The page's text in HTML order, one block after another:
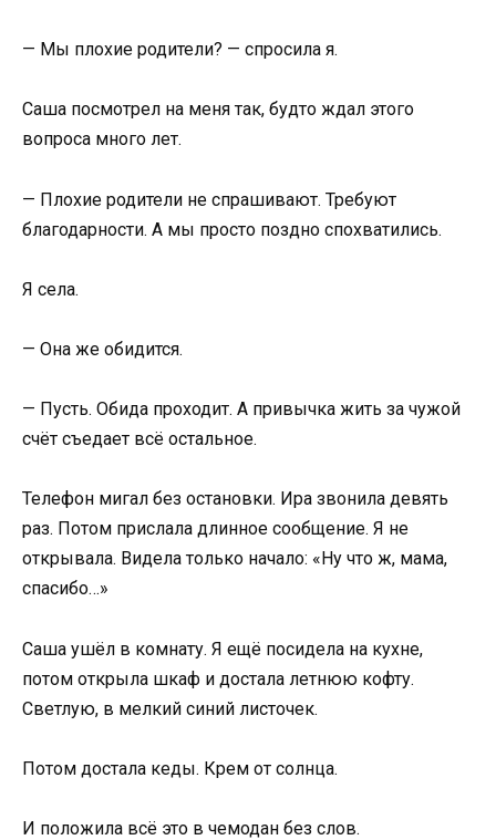
— Мы плохие родители? — спросила я.
Саша посмотрел на меня так, будто ждал этого
вопроса много лет.
— Плохие родители не спрашивают. Требуют
благодарности. А мы просто поздно спохватились.
Я села.
— Она же обидится.
— Пусть. Обида проходит. А привычка жить за чужой
счёт съедает всё остальное.
Телефон мигал без остановки. Ира звонила девять
раз. Потом прислала длинное сообщение. Я не
открывала. Видела только начало: «Ну что ж, мама,
спасибо…»
Саша ушёл в комнату. Я ещё посидела на кухне,
потом открыла шкаф и достала летнюю кофту.
Светлую, в мелкий синий листочек.
Потом достала кеды. Крем от солнца.
И положила всё это в чемодан без слов.